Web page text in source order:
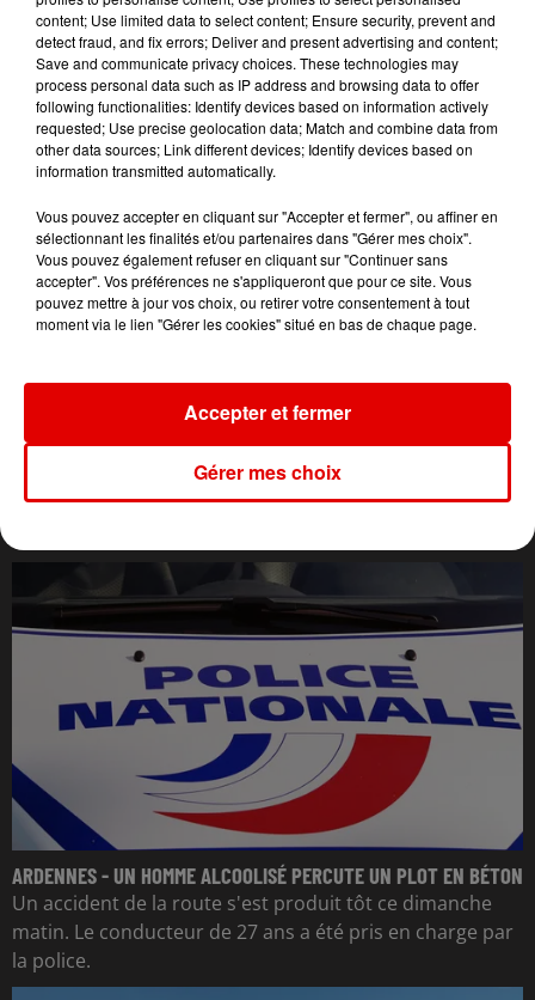
JEAN-JACQUES
GOLDMAN
La Bas
OFENBACH, STARSAILOR
Four To The Floor
CKAY
Emiliana
L'ACTU DES ARDENNES
ARDENNES - UN HOMME ALCOOLISÉ PERCUTE UN PLOT EN BÉTON
Un accident de la route s'est produit tôt ce dimanche
matin. Le conducteur de 27 ans a été pris en charge par
la police.
content; Use limited data to select content; Ensure security, prevent and
detect fraud, and fix errors; Deliver and present advertising and content;
Save and communicate privacy choices. These technologies may
process personal data such as IP address and browsing data to offer
following functionalities: Identify devices based on information actively
requested; Use precise geolocation data; Match and combine data from
other data sources; Link different devices; Identify devices based on
information transmitted automatically.
Vous pouvez accepter en cliquant sur "Accepter et fermer", ou affiner en
sélectionnant les finalités et/ou partenaires dans "Gérer mes choix".
Vous pouvez également refuser en cliquant sur "Continuer sans
accepter". Vos préférences ne s'appliqueront que pour ce site. Vous
pouvez mettre à jour vos choix, ou retirer votre consentement à tout
moment via le lien "Gérer les cookies" situé en bas de chaque page.
Gérer mes choix
Accepter et fermer